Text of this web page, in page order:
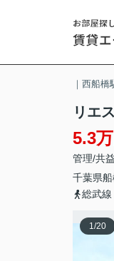
｜西船
リエ
5.3
管理/共
千葉県
総武
1/20